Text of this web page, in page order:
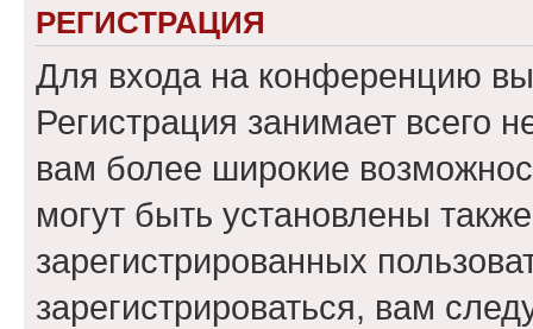
РЕГИСТРАЦИЯ
Для входа на конференцию
Регистрация занимает всего
вам более широкие
могут быть установлены
зарегистрированных
зарегистрироваться, вам